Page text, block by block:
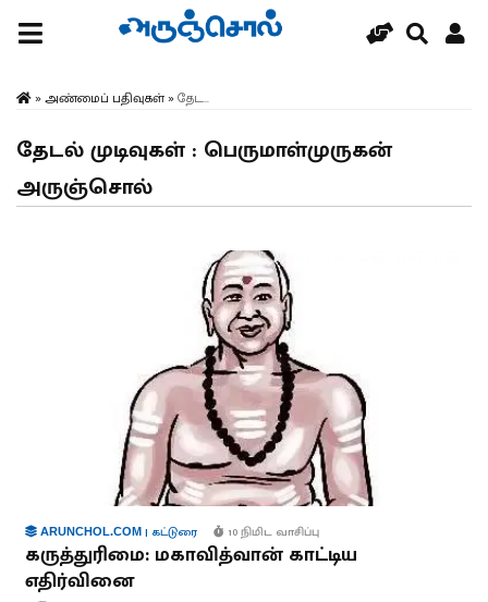
» அண்மைப் பதிவுகள்» தேட...
தேடல் முடிவுகள் : பெருமாள்முருகன்
அருஞ்சொல்
ARUNCHOL.COM | கட்டுரை 10 நிமிட வாசிப்பு
கருத்துரிமை: மகாவித்வான் காட்டிய
எதிர்வினை